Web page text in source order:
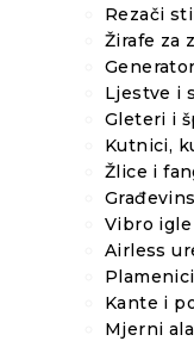
Rezači
Žirafe za
Ljestve i
Gleteri i
Kutnici,
Žlice i
Vibro
Airless
Kante i
Mjerni